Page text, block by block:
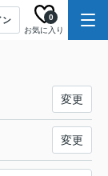
ン
お気に入り
0
変更
変更